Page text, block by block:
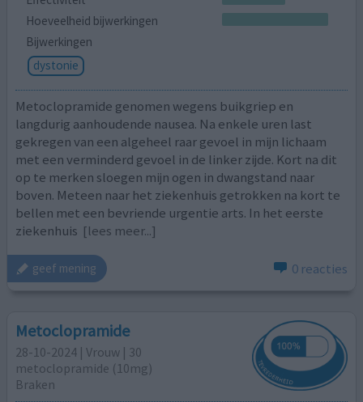
Hoeveelheid bijwerkingen
Bijwerkingen
dystonie
Metoclopramide genomen wegens buikgriep en
langdurig aanhoudende nausea. Na enkele uren last
gekregen van een algeheel raar gevoel in mijn lichaam
met een verminderd gevoel in de linker zijde. Kort na dit
op te merken sloegen mijn ogen in dwangstand naar
boven. Meteen naar het ziekenhuis getrokken na kort te
bellen met een bevriende urgentie arts. In het eerste
ziekenhuis [lees meer...]
geef mening 0 reacties
Metoclopramide
28-10-2024 | Vrouw | 30
metoclopramide (10mg)
Braken